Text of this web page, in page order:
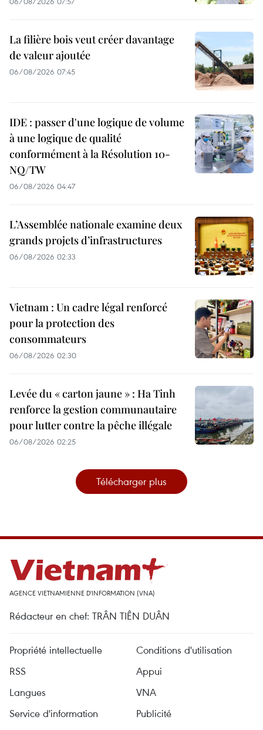
La filière bois veut créer davantage
de valeur ajoutée
06/08/2026 07:45
IDE : passer d'une logique de volume
à une logique de qualité
conformément à la Résolution 10-
NQ/TW
06/08/2026 04:47
L’Assemblée nationale examine deux
grands projets d’infrastructures
06/08/2026 02:33
Vietnam : Un cadre légal renforcé
pour la protection des
consommateurs
06/08/2026 02:30
Levée du « carton jaune » : Ha Tinh
renforce la gestion communautaire
pour lutter contre la pêche illégale
06/08/2026 02:25
Télécharger plus
AGENCE VIETNAMIENNE D'INFORMATION (VNA)
Rédacteur en chef: TRÂN TIÊN DUÂN
Propriété intellectuelle
Conditions d'utilisation
RSS
Appui
Langues
VNA
Service d'information
Publicité